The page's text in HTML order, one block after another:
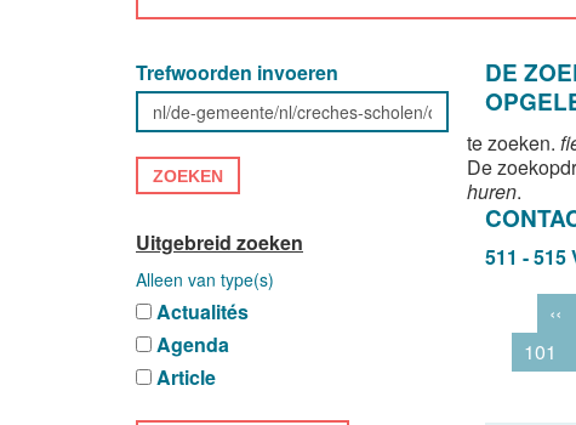
Trefwoorden invoeren
ZOEKEN
Uitgebreid zoeken
Alleen van type(s)
Actualités
Agenda
Article
DE
te zoeken.
De
huren.
511 - 515
‹‹
101